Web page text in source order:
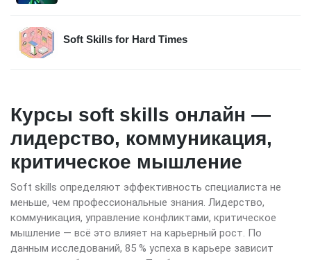
Soft Skills for Hard Times
Курсы soft skills онлайн —
лидерство, коммуникация,
критическое мышление
Soft skills определяют эффективность специалиста не
меньше, чем профессиональные знания. Лидерство,
коммуникация, управление конфликтами, критическое
мышление — всё это влияет на карьерный рост. По
данным исследований, 85 % успеха в карьере зависит